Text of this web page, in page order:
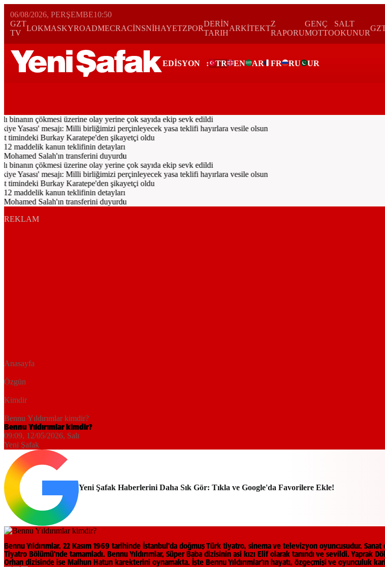
06/08/2026, PERŞEMBE10:50
GZT
TV
LOKMASKYROADMECRACİNSNİHAYETZPOR
DERİN
TARIH
ARKİTEKT
Z
RAPORU
GENÇ
MOTTO
SALT
OKUNUR
EDİSYON : TR EN AR FR RU UR
binanın çökmesi üzerine olay yerine çok sayıda ekip sevk edildi
Yasası' mesajı: Milli birliğimizi perçinleyecek yasa teklifi hayırlara vesile olsun
Burkay Karatepe'den şikayetçi oldu
maddelik kanun teklifinin detayları
Salah'ın transferini duyurdu
binanın çökmesi üzerine olay yerine çok sayıda ekip sevk edildi
Yasası' mesajı: Milli birliğimizi perçinleyecek yasa teklifi hayırlara vesile olsun
Burkay Karatepe'den şikayetçi oldu
maddelik kanun teklifinin detayları
Salah'ın transferini duyurdu
REKLAM
Anasayfa
Özgün
Kimdir
Bennu Yıldırımlar kimdir?
Bennu Yıldırımlar kimdir?
09:09, 12/05/2026, Salı
Yeni Şafak
Yeni Şafak Haberlerini Daha Sık Gör: Tıkla ve Google'da Favorilere Ekle!
Bennu Yıldırımlar, 22 Kasım 1969 tarihinde İstanbul'da doğmuş Türk tiyatro, sinema ve televizyon oyuncusudur.
Tiyatro Bölümü'nde tamamladı. Bennu Yıldırımlar, Süper Baba dizisinin asi kızı Elif olarak tanındı ve sevildi. Yaprak
Orhan dizisinde ise Malhun Hatun karekterini oynamakta. İşte Bennu Yıldırımlar’ın hayatı, özgeçmişi ve oyunculuk